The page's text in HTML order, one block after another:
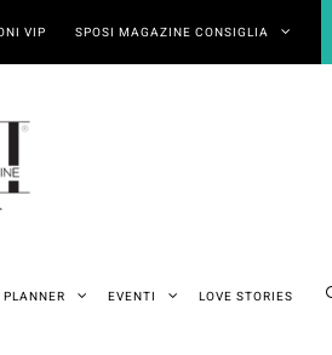
VIP SPOSI MAGAZINE CONSIGLIA
EVENTI LOVE STORIES